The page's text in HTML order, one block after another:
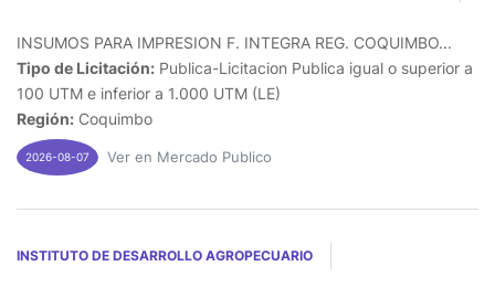
INSUMOS PARA IMPRESION F. INTEGRA REG. COQUIMBO...
Tipo de Licitación: Publica-Licitacion Publica igual o superior a
100 UTM e inferior a 1.000 UTM (LE)
Región: Coquimbo
2026-08-07 Ver en Mercado Publico
INSTITUTO DE DESARROLLO AGROPECUARIO